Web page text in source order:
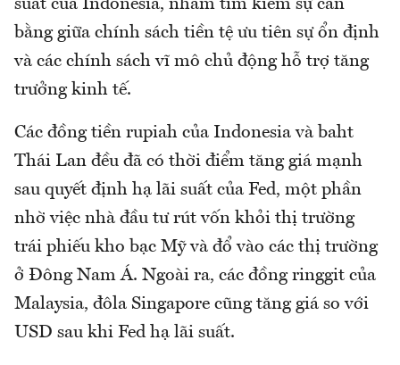
suất của Indonesia, nhằm tìm kiếm sự cân
bằng giữa chính sách tiền tệ ưu tiên sự ổn định
và các chính sách vĩ mô chủ động hỗ trợ tăng
trưởng kinh tế.
Các đồng tiền rupiah của Indonesia và baht
Thái Lan đều đã có thời điểm tăng giá mạnh
sau quyết định hạ lãi suất của Fed, một phần
nhờ việc nhà đầu tư rút vốn khỏi thị trường
trái phiếu kho bạc Mỹ và đổ vào các thị trường
ở Đông Nam Á. Ngoài ra, các đồng ringgit của
Malaysia, đôla Singapore cũng tăng giá so với
USD sau khi Fed hạ lãi suất.